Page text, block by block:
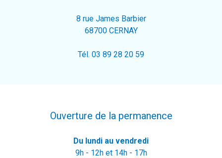
8 rue James Barbier
68700 CERNAY
Tél. 03 89 28 20 59
Ouverture de la permanence
Du lundi au vendredi
9h - 12h et 14h - 17h